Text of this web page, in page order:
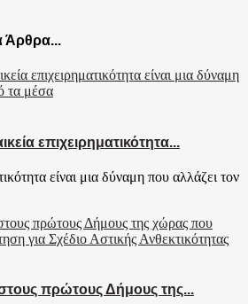
Άρθρα...
επιχειρηματικότητα...
είναι μια δύναμη που αλλάζει τον
πρώτους Δήμους της...